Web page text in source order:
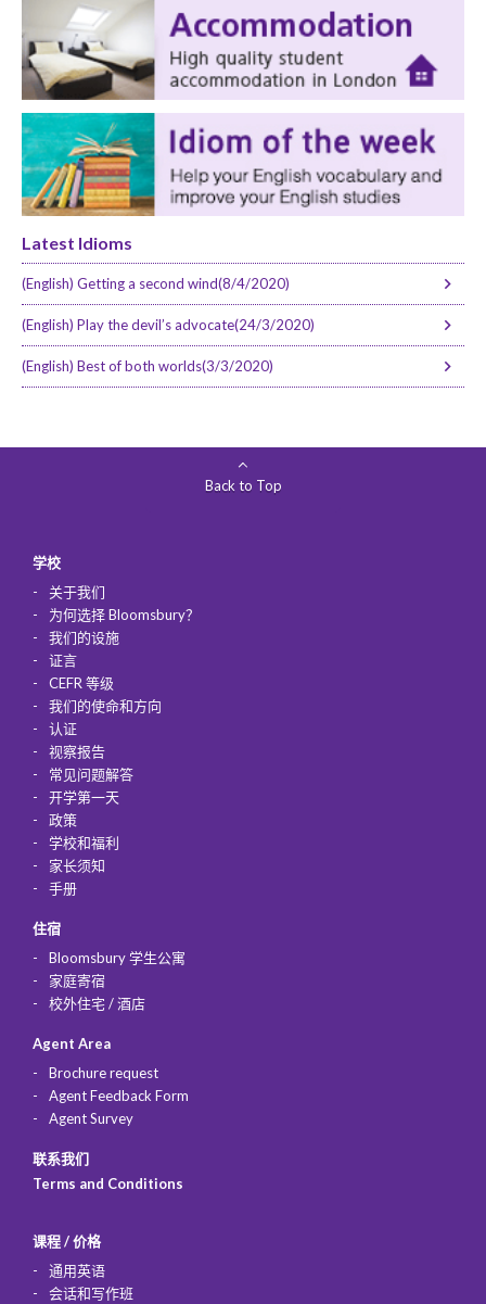
Latest Idioms
(English) Getting a second wind(8/4/2020)
(English) Play the devil’s advocate(24/3/2020)
(English) Best of both worlds(3/3/2020)
Back to Top
学校
关于我们
为何选择 Bloomsbury？
我们的设施
证言
CEFR 等级
我们的使命和方向
认证
视察报告
常见问题解答
开学第一天
政策
学校和福利
家长须知
手册
住宿
Bloomsbury 学生公寓
家庭寄宿
校外住宅 / 酒店
Agent Area
Brochure request
Agent Feedback Form
Agent Survey
联系我们
Terms and Conditions
课程 / 价格
通用英语
会话和写作班